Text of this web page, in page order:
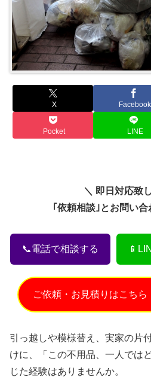
X Facebook
Pocket LINE
＼ 即日対応致
｢依頼相談｣とお問い合
📞電話で相談する
ご依頼・お見積りはこちら
引っ越しや模様替え、実家の片
けに、「この不用品、一人では
じた経験はありませんか。